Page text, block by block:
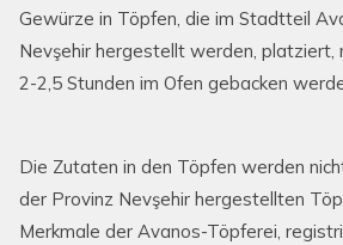
Gewürze in Töpfen, die im Stadtteil
Nevşehir hergestellt werden, platziert,
2-2,5 Stunden im Ofen gebacken
Die Zutaten in den Töpfen werden
der Provinz Nevşehir hergestellten
Merkmale der Avanos-Töpferei,